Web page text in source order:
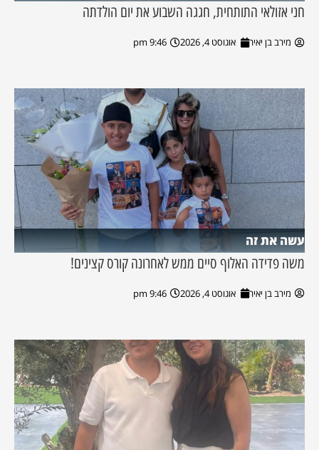
חני אזולאי התותחית, חגגה השבוע את יום הולדתה
מירב בן יאיר אוגוסט 4, 2026 9:46 pm
עשה את זה
משה פדידה האלוף סיים ממש לאחרונה קורס קצינים!
מירב בן יאיר אוגוסט 4, 2026 9:46 pm